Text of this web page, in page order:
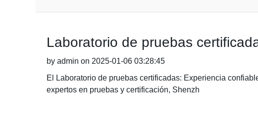
Laboratorio de pruebas
by admin on 2025-01-06 03:28:45
El Laboratorio de pruebas certificadas: Experiencia
expertos en pruebas y certificación, Shenzh